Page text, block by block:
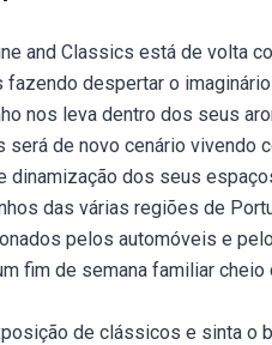
and Classics está de volta
despertar o
nos leva dentro dos seus
será de novo cenário vivendo
dinamização dos seus
das várias regiões de
pelos automóveis e
fim de semana familiar
de clássicos e sinta o